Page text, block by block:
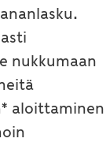
nukkumaan
aloittaminen